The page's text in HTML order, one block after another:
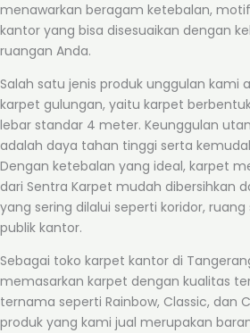
menawarkan beragam ketebalan,
kantor yang bisa disesuaikan dengan
ruangan Anda.
Salah satu jenis produk unggulan kami
karpet gulungan, yaitu karpet
lebar standar 4 meter. Keunggulan
adalah daya tahan tinggi serta
Dengan ketebalan yang ideal, karpet
dari Sentra Karpet mudah dibersihkan
yang sering dilalui seperti koridor,
publik kantor.
Sebagai toko karpet kantor di
memasarkan karpet dengan kualitas
ternama seperti Rainbow, Classic, dan
produk yang kami jual merupakan